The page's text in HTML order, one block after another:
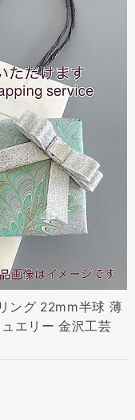
ング 22mm半球 薄
エリー 金沢工芸